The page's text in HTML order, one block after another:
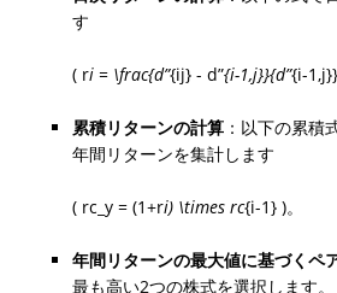
す
( ri = \frac{d”{ij} - d”{i-1,j}}{d”{i-1,j}}
累積リターンの計算 ：以下の累積
年間リターンを集計します
( rc_y = (1+ri) \times rc{i-1} )。
年間リターンの最大値に基づくペ
最も高い2つの株式を選択します。